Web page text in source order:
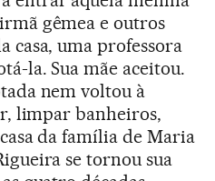
gêmea e outros
casa, uma professora
la. Sua mãe aceitou.
nem voltou à
limpar banheiros,
da família de Maria
se tornou sua